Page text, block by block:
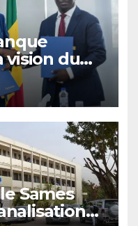
vision du
rencontre
Sames